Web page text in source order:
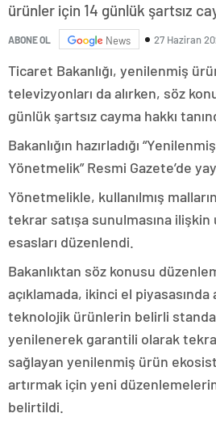
ürünler için 14 günlük şartsız
ABONE OL News 27 Haziran
Ticaret Bakanlığı, yenilenmiş
televizyonları da alırken, söz
günlük şartsız cayma hakkı
Bakanlığın hazırladığı
Yönetmelik” Resmi Gazete’de
Yönetmelikle, kullanılmış
tekrar satışa sunulmasına
esasları düzenlendi.
Bakanlıktan söz konusu
açıklamada, ikinci el
teknolojik ürünlerin belirli
yenilenerek garantili olarak
sağlayan yenilenmiş ürün
artırmak için yeni
belirtildi.